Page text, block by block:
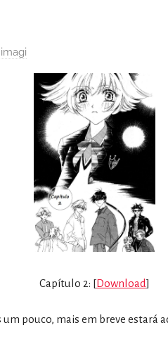
Capítulo 2: [Download]
pouco, mais em breve estará